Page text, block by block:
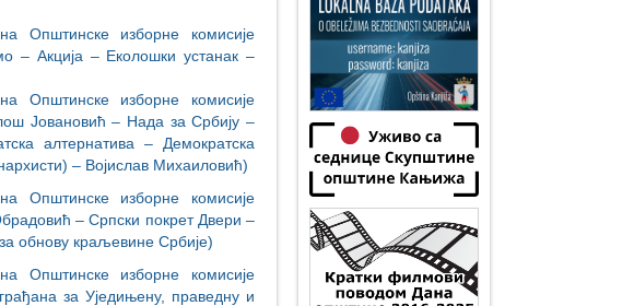
Општинске изборне комисије
– Акција – Еколошки устанак –
Општинске изборне комисије
Јовановић – Нада за Србију –
алтернатива – Демократска
– Војислав Михаиловић)
Општинске изборне комисије
– Српски покрет Двери –
обнову краљевине Србије)
Општинске изборне комисије
за Уједињену, праведну и